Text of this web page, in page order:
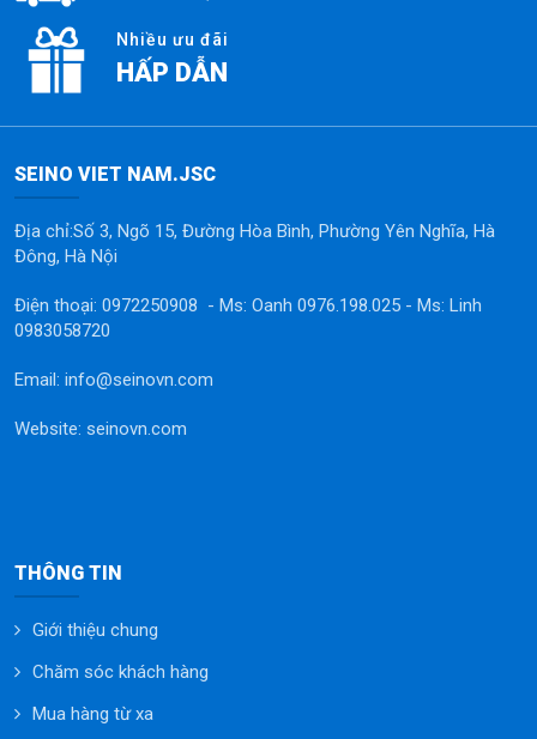
Nhiều ưu đãi
HẤP DẪN
SEINO VIET NAM.JSC
Địa chỉ:Số 3, Ngõ 15, Đường Hòa Bình, Phường Yên Nghĩa, Hà
Đông, Hà Nội
Điện thoại: 0972250908 - Ms: Oanh 0976.198.025 - Ms: Linh
0983058720
Email: info@seinovn.com
Website: seinovn.com
THÔNG TIN
Giới thiệu chung
Chăm sóc khách hàng
Mua hàng từ xa